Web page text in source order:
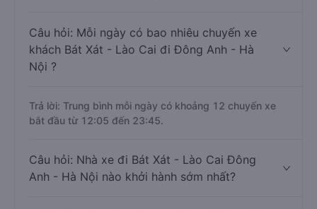
Câu hỏi: Mỗi ngày có bao nhiêu chuyến xe
khách Bát Xát - Lào Cai đi Đông Anh - Hà
Nội ?
Trả lời: Trung bình mỗi ngày có khoảng 12 chuyến xe
bắt đầu từ 12:05 đến 23:45.
Câu hỏi: Nhà xe đi Bát Xát - Lào Cai Đông
Anh - Hà Nội nào khởi hành sớm nhất?